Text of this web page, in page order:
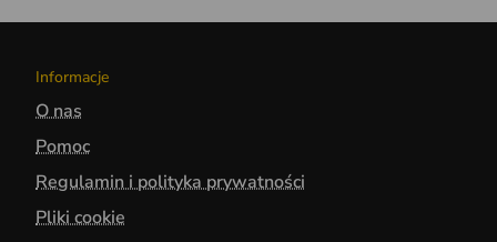
Informacje
O nas
Pomoc
Regulamin i polityka prywatności
Pliki cookie